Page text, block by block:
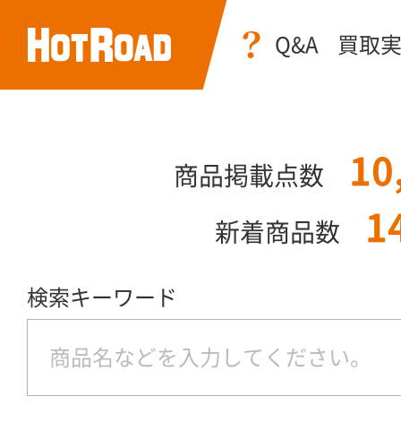
Q&A 買取
商品掲載点数
新着商品数
検索キーワード